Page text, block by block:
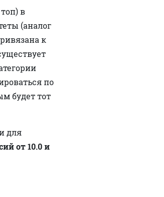
в
(аналог
к
по
будет тот
для
от 10.0 и